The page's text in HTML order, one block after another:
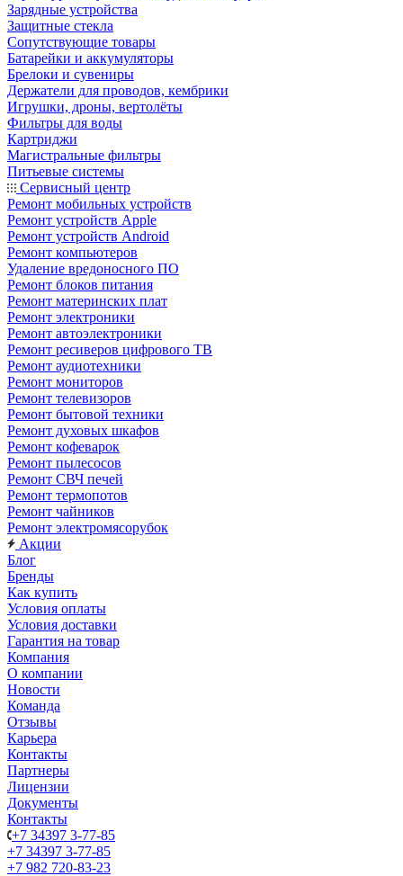
Зарядные устройства
Защитные стекла
Сопутствующие товары
Батарейки и аккумуляторы
Брелоки и сувениры
Держатели для проводов, кембрики
Игрушки, дроны, вертолёты
Фильтры для воды
Картриджи
Магистральные фильтры
Питьевые системы
Сервисный центр
Ремонт мобильных устройств
Ремонт устройств Apple
Ремонт устройств Android
Ремонт компьютеров
Удаление вредоносного ПО
Ремонт блоков питания
Ремонт материнских плат
Ремонт электроники
Ремонт автоэлектроники
Ремонт ресиверов цифрового ТВ
Ремонт аудиотехники
Ремонт мониторов
Ремонт телевизоров
Ремонт бытовой техники
Ремонт духовых шкафов
Ремонт кофеварок
Ремонт пылесосов
Ремонт СВЧ печей
Ремонт термопотов
Ремонт чайников
Ремонт электромясорубок
Акции
Блог
Бренды
Как купить
Условия оплаты
Условия доставки
Гарантия на товар
Компания
О компании
Новости
Команда
Отзывы
Карьера
Контакты
Партнеры
Лицензии
Документы
Контакты
+7 34397 3-77-85
+7 34397 3-77-85
+7 982 720-83-23